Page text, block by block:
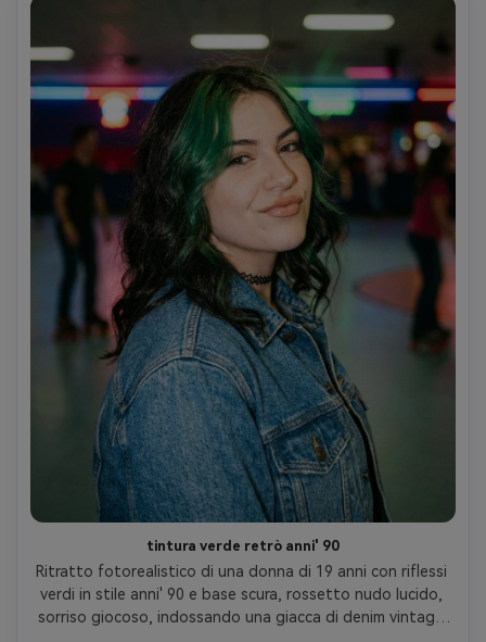
tintura verde retrò anni' 90
Ritratto fotorealistico di una donna di 19 anni con riflessi
verdi in stile anni' 90 e base scura, rossetto nudo lucido,
sorriso giocoso, indossando una giacca di denim vintage